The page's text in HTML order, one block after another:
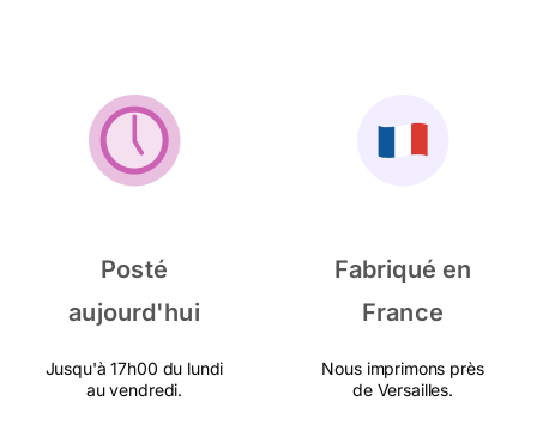
Posté
aujourd'hui
Jusqu'à 17h00 du lundi
au vendredi.
Fabriqué en
France
Nous imprimons près
de Versailles.